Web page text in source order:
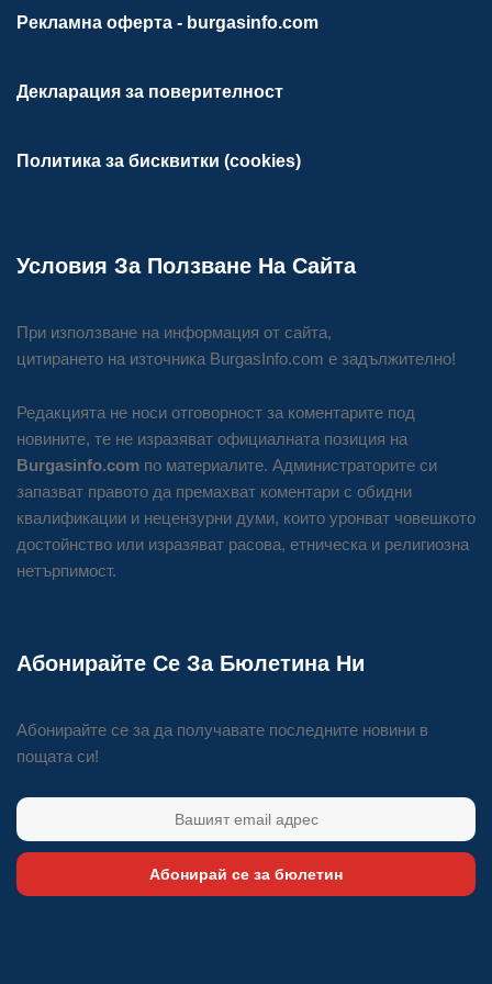
Рекламна оферта - burgasinfo.com
Декларация за поверителност
Политика за бисквитки (cookies)
Условия За Ползване На Сайта
При използване на информация от сайта,
цитирането на източника BurgasInfo.com е задължително!
Редакцията не носи отговорност за коментарите под
новините, те не изразяват официалната позиция на
Burgasinfo.com по материалите. Администраторите си
запазват правото да премахват коментари с обидни
квалификации и нецензурни думи, които уронват човешкото
достойнство или изразяват расова, етническа и религиозна
нетърпимост.
Абонирайте Се За Бюлетина Ни
Абонирайте се за да получавате последните новини в
пощата си!
Абонирай се за бюлетин